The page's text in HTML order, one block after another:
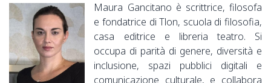
Maura Gancitano è scrittrice, filosofa
e fondatrice di Tlon, scuola di filosofia,
casa editrice e libreria teatro. Si
occupa di parità di genere, diversità e
inclusione, spazi pubblici digitali e
comunicazione culturale, e collabora